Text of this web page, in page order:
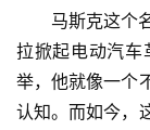
马斯克这个
拉掀起电动汽车
举，他就像一个
认知。而如今，